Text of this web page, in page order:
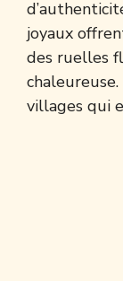
joyaux
des ruelles
villages qui